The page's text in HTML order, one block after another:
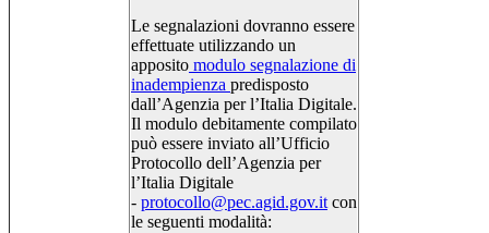
Le segnalazioni dovranno essere
effettuate utilizzando un
apposito modulo segnalazione di
inadempienza predisposto
dall’Agenzia per l’Italia Digitale.
Il modulo debitamente compilato
può essere inviato all’Ufficio
Protocollo dell’Agenzia per
l’Italia Digitale
- protocollo@pec.agid.gov.it con
le seguenti modalità: